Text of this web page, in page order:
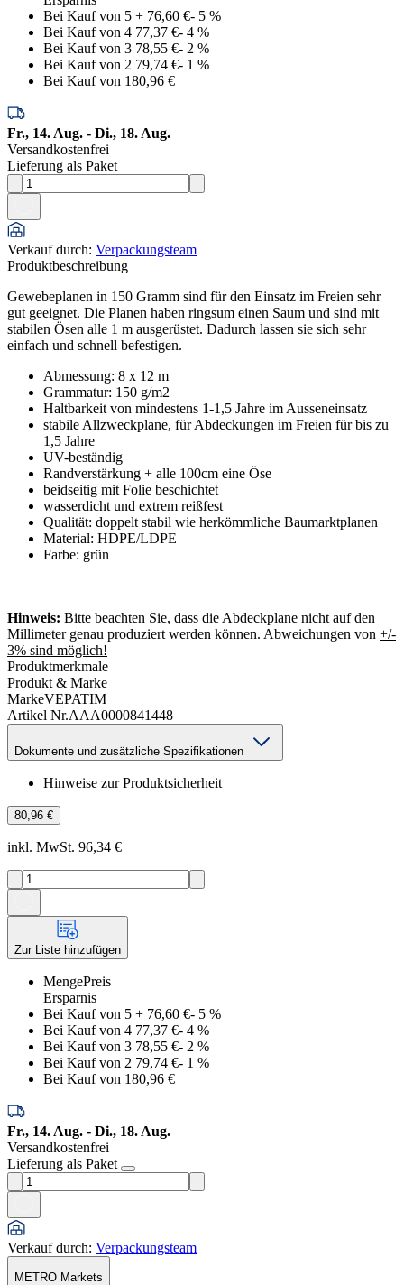
Bei Kauf von 5 + 76,60 €- 5 %
Bei Kauf von 4 77,37 €- 4 %
Bei Kauf von 3 78,55 €- 2 %
Bei Kauf von 2 79,74 €- 1 %
Bei Kauf von 180,96 €
Fr., 14. Aug. - Di., 18. Aug.
Versandkostenfrei
Lieferung als Paket
Verkauf durch: Verpackungsteam
Produktbeschreibung
Gewebeplanen in 150 Gramm sind für den Einsatz im Freien sehr
gut geeignet. Die Planen haben ringsum einen Saum und sind mit
stabilen Ösen alle 1 m ausgerüstet. Dadurch lassen sie sich sehr
einfach und schnell befestigen.
Abmessung: 8 x 12 m
Grammatur: 150 g/m2
Haltbarkeit von mindestens 1-1,5 Jahre im Ausseneinsatz
stabile Allzweckplane, für Abdeckungen im Freien für bis zu
1,5 Jahre
UV-beständig
Randverstärkung + alle 100cm eine Öse
beidseitig mit Folie beschichtet
wasserdicht und extrem reißfest
Qualität: doppelt stabil wie herkömmliche Baumarktplanen
Material: HDPE/LDPE
Farbe: grün
Hinweis: Bitte beachten Sie, dass die Abdeckplane nicht auf den
Millimeter genau produziert werden können. Abweichungen von +/-
3% sind möglich!
Produktmerkmale
Produkt & Marke
MarkeVEPATIM
Artikel Nr.AAA0000841448
Dokumente und zusätzliche Spezifikationen
Hinweise zur Produktsicherheit
80,96 €
inkl. MwSt. 96,34 €
Zur Liste hinzufügen
MengePreis
Ersparnis
Bei Kauf von 5 + 76,60 €- 5 %
Bei Kauf von 4 77,37 €- 4 %
Bei Kauf von 3 78,55 €- 2 %
Bei Kauf von 2 79,74 €- 1 %
Bei Kauf von 180,96 €
Fr., 14. Aug. - Di., 18. Aug.
Versandkostenfrei
Lieferung als Paket
Verkauf durch: Verpackungsteam
METRO Markets